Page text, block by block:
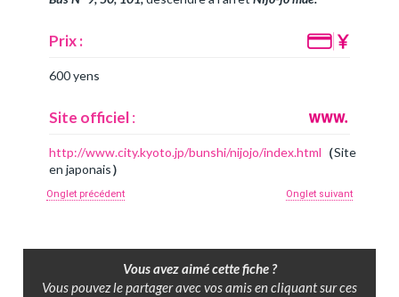
Prix :
600 yens
Site officiel:
http://www.city.kyoto.jp/bunshi/nijojo/index.html （Site
en japonais）
Onglet précédent Onglet suivant
Vous avez aimé cette fiche ?
Vous pouvez le partager avec vos amis en cliquant sur ces